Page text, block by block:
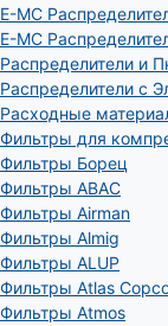
E-MC
E-MC
Распределители и
Распределители с
Расходные
Фильтры для
Фильтры Борец
Фильтры ABAC
Фильтры Airman
Фильтры Almig
Фильтры ALUP
Фильтры Atlas
Фильтры Atmos